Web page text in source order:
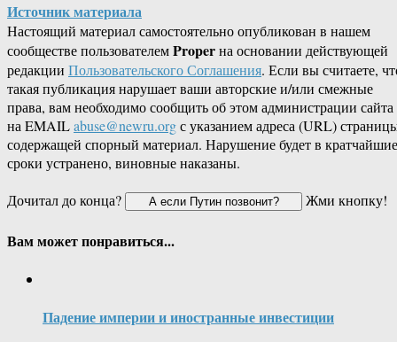
Источник материала
Настоящий материал самостоятельно опубликован в нашем
сообществе пользователемProperна основании действующей
редакции Пользовательского Соглашения. Если вы считаете,
такая публикация нарушает ваши авторские и/или смежные
права, вам необходимо сообщить об этом администрации сайта
на EMAILabuse@newru.orgс указанием адреса (URL)
содержащей спорный материал. Нарушение будет в кратчайшие
сроки устранено, виновные наказаны.
Дочитал до конца?
Жми кнопку!
Вам может понравиться...
Падение империи и иностранные инвестиции